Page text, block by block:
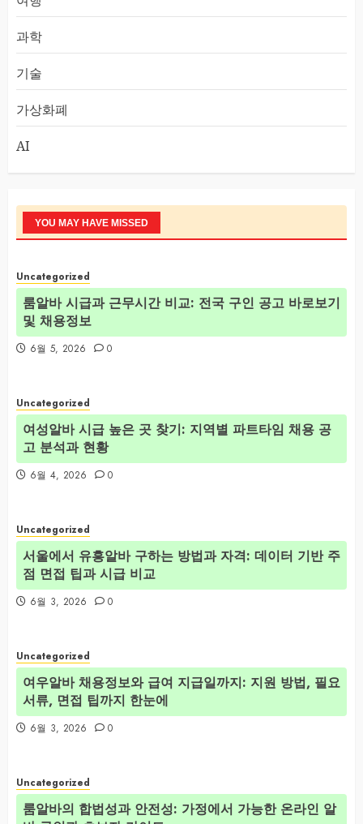
과학
기술
가상화폐
AI
YOU MAY HAVE MISSED
Uncategorized
룸알바 시급과 근무시간 비교: 전국 구인 공고 바로보기
및 채용정보
6월 5, 2026 0
Uncategorized
여성알바 시급 높은 곳 찾기: 지역별 파트타임 채용 공
고 분석과 현황
6월 4, 2026 0
Uncategorized
서울에서 유흥알바 구하는 방법과 자격: 데이터 기반 주
점 면접 팁과 시급 비교
6월 3, 2026 0
Uncategorized
여우알바 채용정보와 급여 지급일까지: 지원 방법, 필요
서류, 면접 팁까지 한눈에
6월 3, 2026 0
Uncategorized
룸알바의 합법성과 안전성: 가정에서 가능한 온라인 알